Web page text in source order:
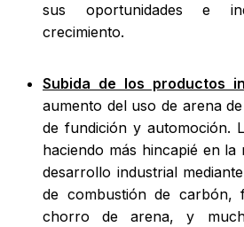
sus oportunidades e
crecimiento.
Subida de los productos
aumento del uso de arena
de fundición y automoción.
haciendo más hincapié en
desarrollo industrial
de combustión de carbón,
chorro de arena, y